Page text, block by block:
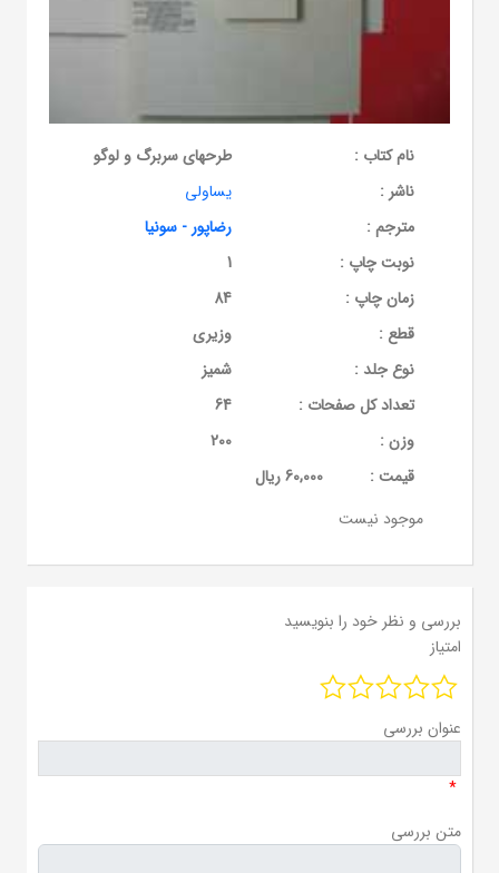
نام کتاب :
طرحهای سربرگ و لوگو
ناشر :
یساولی
مترجم :
رضاپور - سونیا
نوبت چاپ :
1
زمان چاپ :
84
قطع :
وزیری
نوع جلد :
شمیز
تعداد کل صفحات :
64
وزن :
200
قيمت :
60,000 ریال
موجود نیست
بررسی و نظر خود را بنویسید
امتیاز
عنوان بررسی
*
متن بررسی